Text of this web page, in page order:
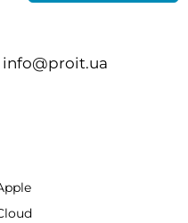
info@proit.ua